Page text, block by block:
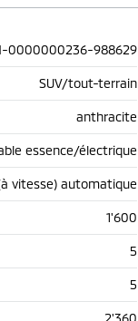
0000000236-988629
SUV/tout-terrain
anthracite
essence/électrique
vitesse) automatique
1'600
5
5
2'360